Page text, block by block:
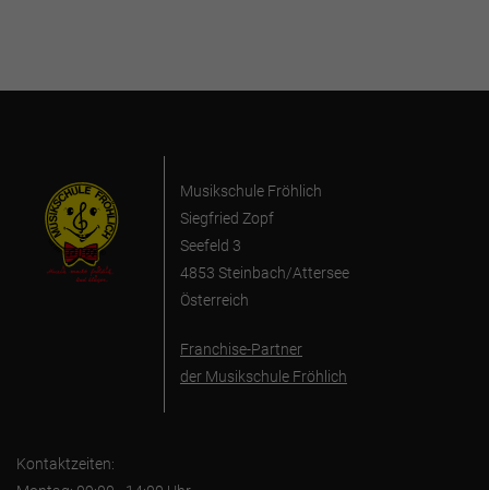
Musikschule Fröhlich
Siegfried Zopf
Seefeld 3
4853 Steinbach/Attersee
Österreich
Franchise-Partner
der Musikschule Fröhlich
Kontaktzeiten: